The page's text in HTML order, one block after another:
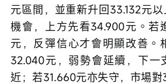
元區間，並重新升回33.132元
機會，上方先看34.900元。若
元，反彈信心才會明顯改善。
32.040元，弱勢會延續，下一
近；若31.660元亦失守，市場